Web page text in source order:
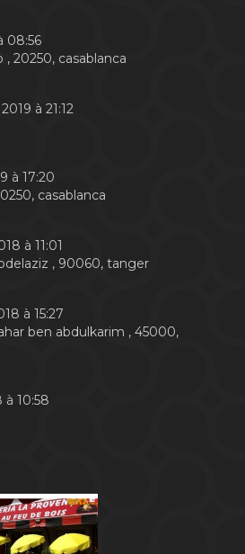
08:56
20250, casablanca
à 21:12
à 17:20
casablanca
à 11:01
, 90060, tanger
à 15:27
ben abdulkarim , 45000,
à 10:58